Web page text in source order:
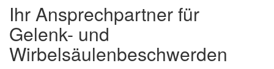
Ihr Ansprechpartner für
Gelenk- und
Wirbelsäulenbeschwerden